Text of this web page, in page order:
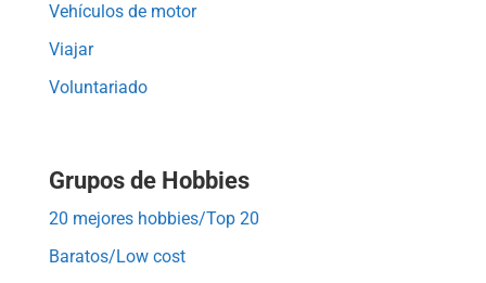
Vehículos de motor
Viajar
Voluntariado
Grupos de Hobbies
20 mejores hobbies/Top 20
Baratos/Low cost